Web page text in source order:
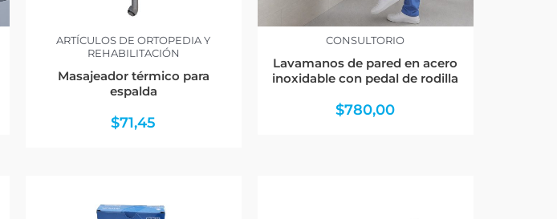
ARTÍCULOS DE ORTOPEDIA Y
REHABILITACIÓN
Masajeador térmico para
espalda
$71,45
CONSULTORIO
Lavamanos de pared en acero
inoxidable con pedal de rodilla
$780,00